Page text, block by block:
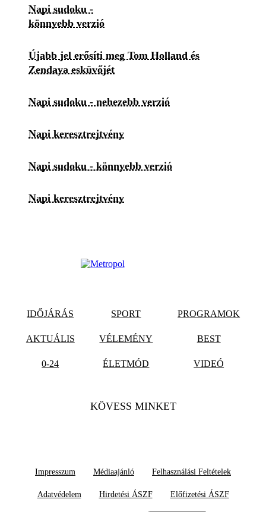
Napi sudoku -
könnyebb verzió
Újabb jel erősíti meg Tom Holland és
Zendaya esküvőjét
Napi sudoku - nehezebb verzió
Napi keresztrejtvény
Napi sudoku - könnyebb verzió
Napi keresztrejtvény
IDŐJÁRÁS SPORT PROGRAMOK
AKTUÁLIS VÉLEMÉNY BEST
0-24 ÉLETMÓD VIDEÓ
KÖVESS MINKET
Impresszum Médiaajánló Felhasználási Feltételek
Adatvédelem Hirdetési ÁSZF Előfizetési ÁSZF